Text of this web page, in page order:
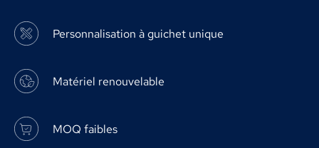
Personnalisation à guichet unique
Matériel renouvelable
MOQ faibles